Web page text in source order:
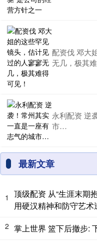
配资伐 邓大
无几，极其
永利配资 逆
市…
最新文章
1
顶级配资 从“生涯末期
用硬汉精神和防守艺术
2 掌上世界 篮下后撤步: